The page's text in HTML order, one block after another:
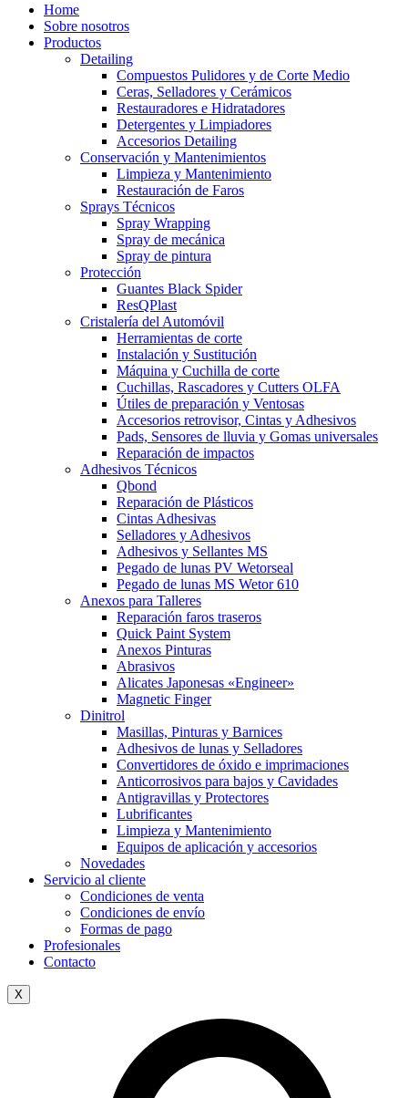
Home
Sobre nosotros
Productos
Detailing
Compuestos Pulidores y de Corte Medio
Ceras, Selladores y Cerámicos
Restauradores e Hidratadores
Detergentes y Limpiadores
Accesorios Detailing
Conservación y Mantenimientos
Limpieza y Mantenimiento
Restauración de Faros
Sprays Técnicos
Spray Wrapping
Spray de mecánica
Spray de pintura
Protección
Guantes Black Spider
ResQPlast
Cristalería del Automóvil
Herramientas de corte
Instalación y Sustitución
Máquina y Cuchilla de corte
Cuchillas, Rascadores y Cutters OLFA
Útiles de preparación y Ventosas
Accesorios retrovisor, Cintas y Adhesivos
Pads, Sensores de lluvia y Gomas universales
Reparación de impactos
Adhesivos Técnicos
Qbond
Reparación de Plásticos
Cintas Adhesivas
Selladores y Adhesivos
Adhesivos y Sellantes MS
Pegado de lunas PV Wetorseal
Pegado de lunas MS Wetor 610
Anexos para Talleres
Reparación faros traseros
Quick Paint System
Anexos Pinturas
Abrasivos
Alicates Japonesas «Engineer»
Magnetic Finger
Dinitrol
Masillas, Pinturas y Barnices
Adhesivos de lunas y Selladores
Convertidores de óxido e imprimaciones
Anticorrosivos para bajos y Cavidades
Antigravillas y Protectores
Lubrificantes
Limpieza y Mantenimiento
Equipos de aplicación y accesorios
Novedades
Servicio al cliente
Condiciones de venta
Condiciones de envío
Formas de pago
Profesionales
Contacto
X